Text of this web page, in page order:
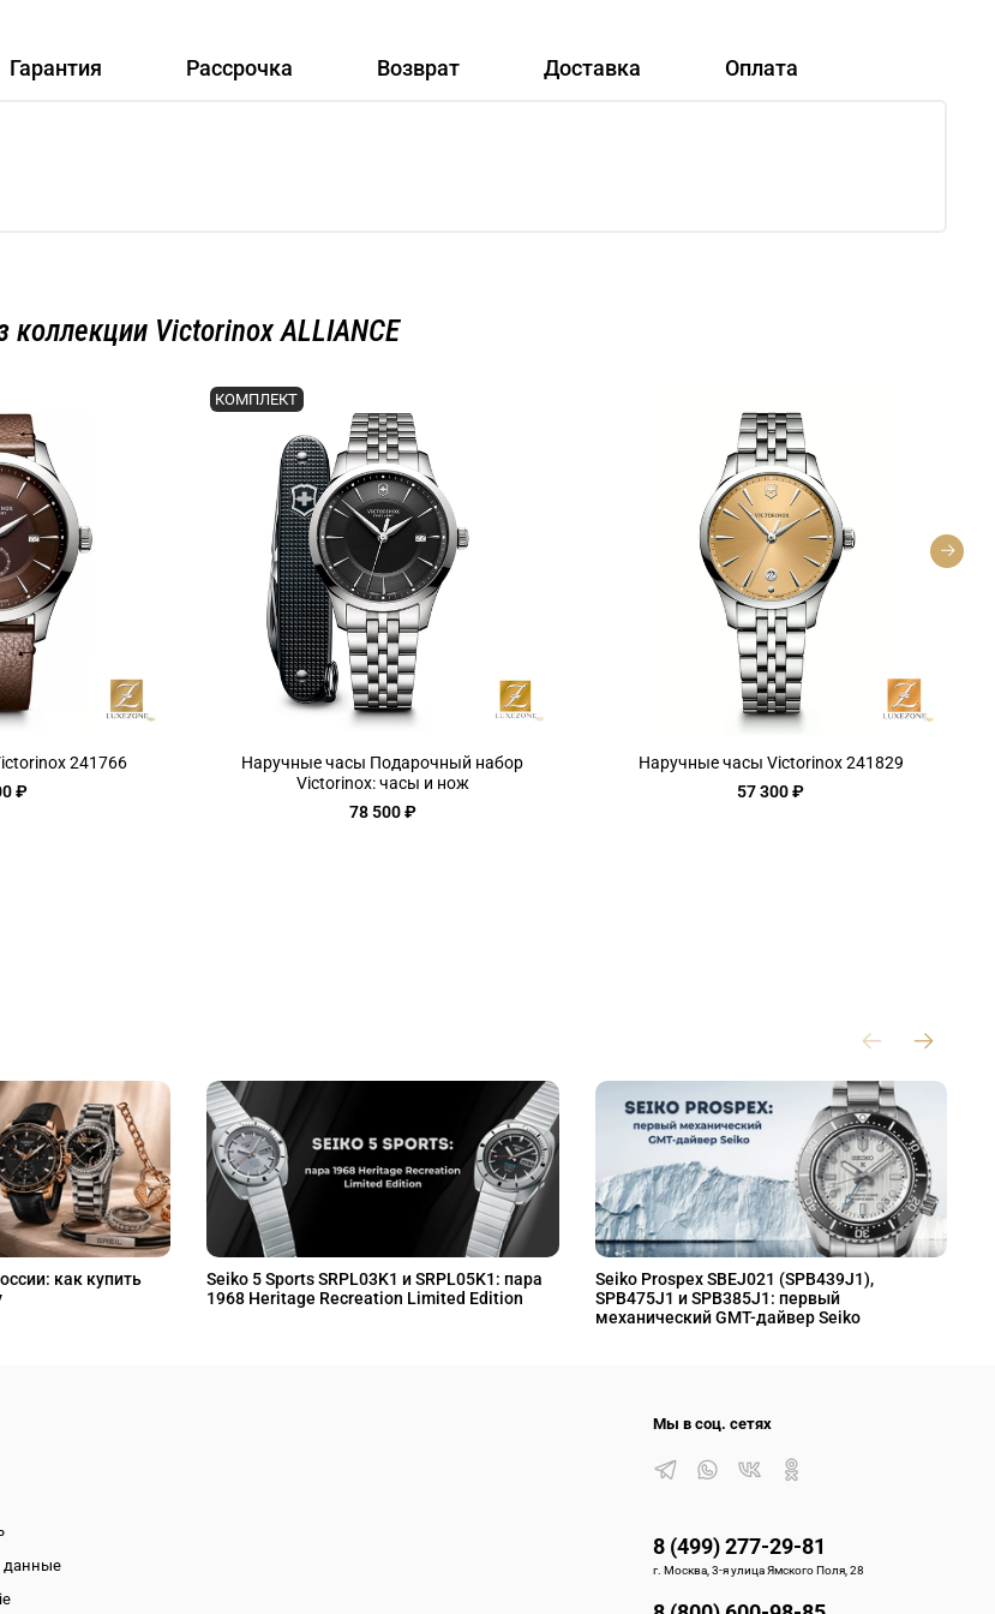
Гарантия Рассрочка Возврат Доставка Оплата
коллекции Victorinox ALLIANCE
241766
₽
КОМПЛЕКТ
Наручные часы Подарочный набор
Victorinox: часы и нож
78 500 ₽
Наручные часы Victorinox 241829
57 300 ₽
как купить
Seiko 5 Sports SRPL03K1 и SRPL05K1: пара
1968 Heritage Recreation Limited Edition
Seiko Prospex SBEJ021 (SPB439J1),
SPB475J1 и SPB385J1: первый
механический GMT-дайвер Seiko
данные
Мы в соц. сетях
8 (499) 277-29-81
г. Москва, 3-я улица Ямского Поля, 28